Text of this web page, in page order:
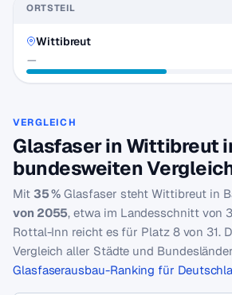
ORTSTEIL
Wittibreut
—
VERGLEICH
Glasfaser in Wittibreut
bundesweiten
Mit 35 % Glasfaser steht Wittibreut in
von 2055, etwa im Landesschnitt von
Rottal-Inn reicht es für Platz 8 von 31.
Vergleich aller Städte und
Glasfaserausbau-Ranking für